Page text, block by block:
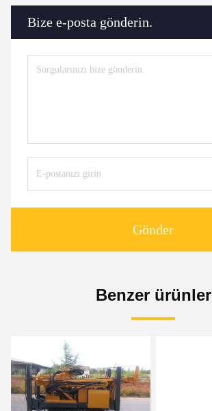
Bize e-posta gönderin.
Gönder
Benzer ürünler